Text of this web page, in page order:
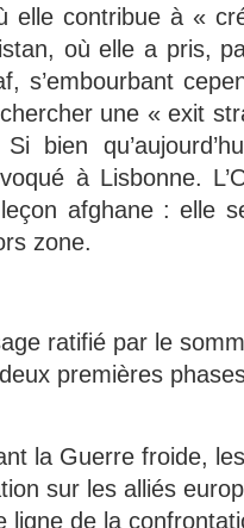
elle contribue à «
où elle a pris,
s’embourbant
une « exit
bien
à Lisbonne.
afghane : elle
zone.
ratifié par le
premières
la Guerre froide,
sur les alliés
ligne de la